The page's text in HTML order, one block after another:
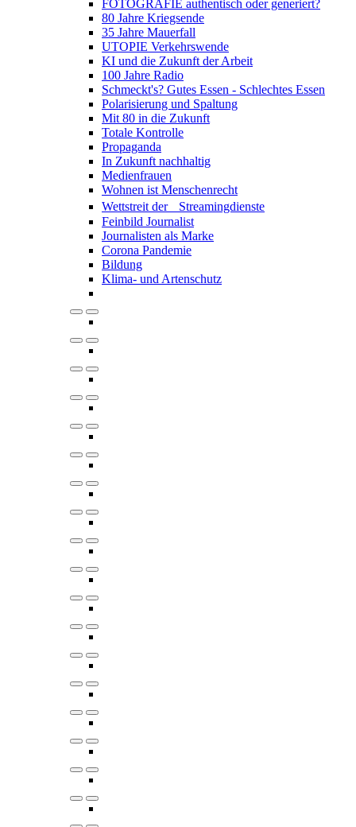
FOTOGRAFIE authentisch oder generiert?
80 Jahre Kriegsende
35 Jahre Mauerfall
UTOPIE Verkehrswende
KI und die Zukunft der Arbeit
100 Jahre Radio
Schmeckt's? Gutes Essen - Schlechtes Essen
Polarisierung und Spaltung
Mit 80 in die Zukunft
Totale Kontrolle
Propaganda
In Zukunft nachhaltig
Medienfrauen
Wohnen ist Menschenrecht
Wettstreit der Streamingdienste
Feinbild Journalist
Journalisten als Marke
Corona Pandemie
Bildung
Klima- und Artenschutz